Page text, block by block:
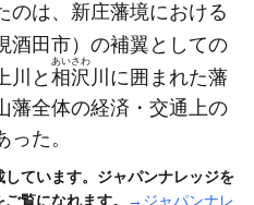
のは、新庄藩境における
酒田市） の補翼としての
川と 相沢
あいさわ
川に囲まれた藩
藩全体の経済・交通上の
た。
ています。ジャパンナレッジを
覧になれます。
→ジャパンナレ